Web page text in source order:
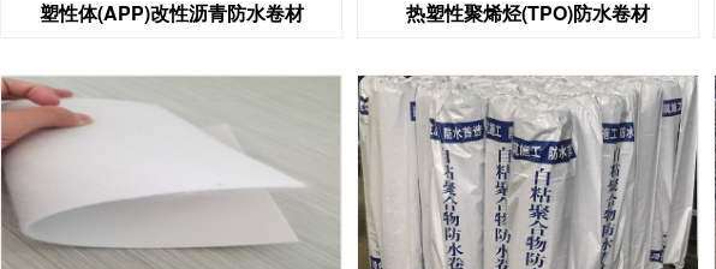
塑性体(APP)改性沥青防水卷材 热塑性聚烯烃(TPO)防水卷材